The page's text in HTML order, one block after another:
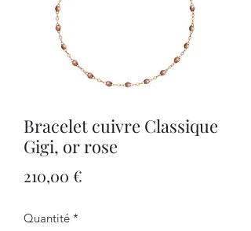
Bracelet cuivre Classique
Gigi, or rose
210,00 €
Quantité *